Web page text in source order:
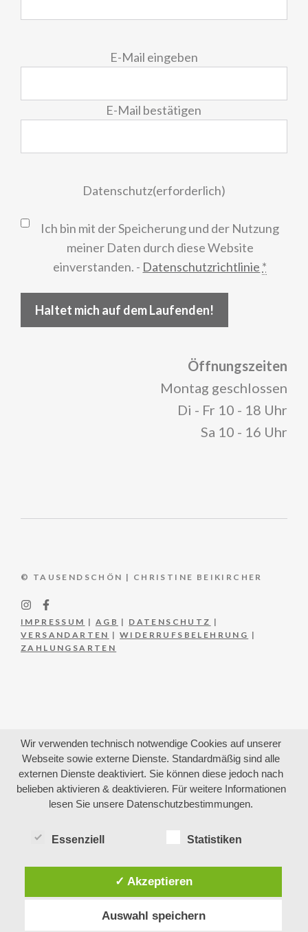
E-Mail eingeben
E-Mail bestätigen
Datenschutz(erforderlich)
Ich bin mit der Speicherung und der Nutzung
meiner Daten durch diese Website
einverstanden. - Datenschutzrichtlinie *
Haltet mich auf dem Laufenden!
Öffnungszeiten
Montag geschlossen
Di - Fr 10 - 18 Uhr
Sa 10 - 16 Uhr
© TAUSENDSCHÖN | CHRISTINE BEIKIRCHER
IMPRESSUM | AGB | DATENSCHUTZ |
VERSANDARTEN |WIDERRUFSBELEHRUNG |
ZAHLUNGSARTEN
Wir verwenden technisch notwendige Cookies auf unserer
Webseite sowie externe Dienste. Standardmäßig sind alle
externen Dienste deaktiviert. Sie können diese jedoch nach
belieben aktivieren & deaktivieren. Für weitere Informationen
lesen Sie unsere Datenschutzbestimmungen.
Essenziell Statistiken
✓ Akzeptieren
Auswahl speichern